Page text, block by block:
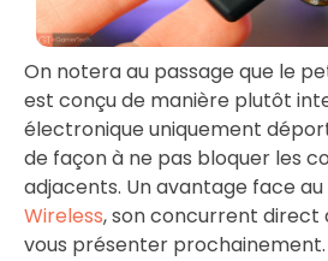
On notera au passage que le
est conçu de manière plutôt
électronique uniquement
de façon à ne pas bloquer les
adjacents. Un avantage face au
Wireless, son concurrent direct
vous présenter prochainement.